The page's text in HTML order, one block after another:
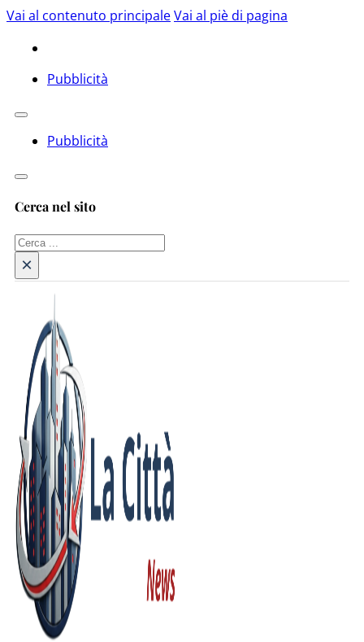
Vai al contenuto principaleVai al piè di pagina
Pubblicità
Pubblicità
Cerca nel sito
Cerca
×